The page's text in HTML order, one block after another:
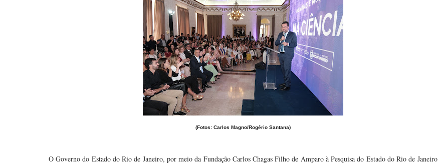
(Fotos: Carlos Magno/Rogério Santana)
O Governo do Estado do Rio de Janeiro, por meio da Fundação Carlos Chagas Filho de Amparo à Pesquisa do Estado do Rio de Janeiro